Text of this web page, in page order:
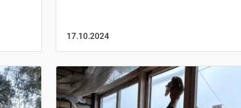
17.10.2024